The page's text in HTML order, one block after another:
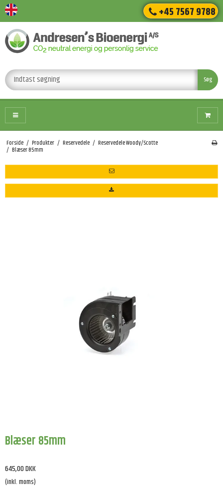
+45 7567 9788
Søg
Forside / Produkter / Reservedele / Reservedele Woody/Scotte
/ Blæser 85mm
Blæser 85mm
645,00 DKK
(inkl. moms)